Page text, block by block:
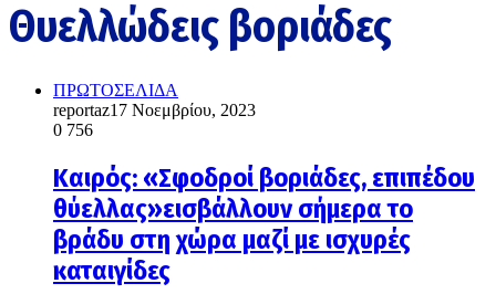
Θυελλώδεις βοριάδες
ΠΡΩΤΟΣΕΛΙΔΑ
reportaz17 Νοεμβρίου, 2023
0 756
Καιρός: «Σφοδροί βοριάδες, επιπέδου
θύελλας»εισβάλλουν σήμερα το
βράδυ στη χώρα μαζί με ισχυρές
καταιγίδες